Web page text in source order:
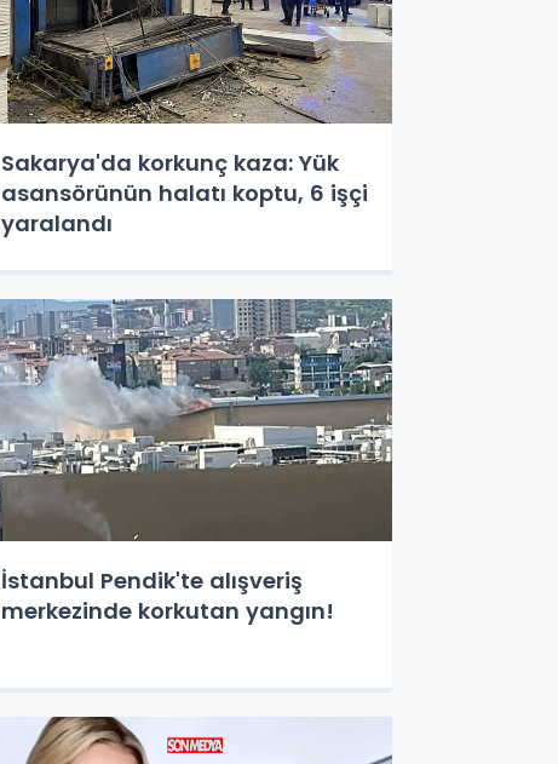
Sakarya'da korkunç kaza: Yük
asansörünün halatı koptu, 6 işçi
yaralandı
İstanbul Pendik'te alışveriş
merkezinde korkutan yangın!